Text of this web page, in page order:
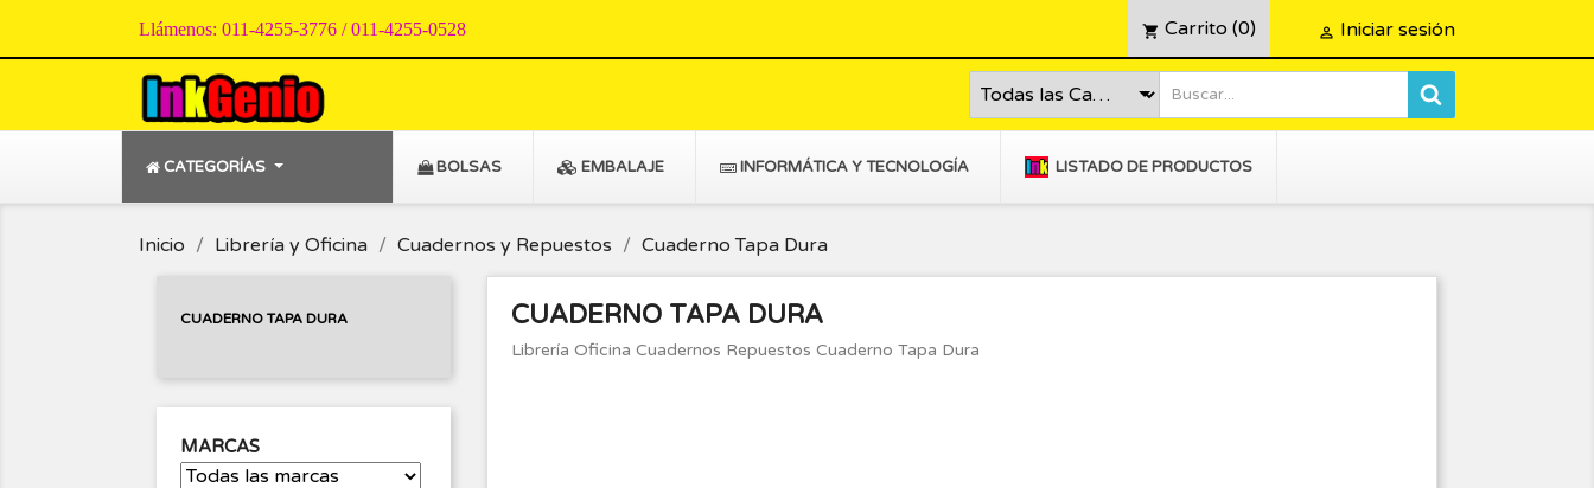
Llámenos: 011-4255-3776 / 011-4255-0528 shopping_cart Carrito (0)  Iniciar sesión
CATEGORÍAS BOLSAS EMBALAJE INFORMÁTICA Y TECNOLOGÍA LISTADO DE PRODUCTOS
Inicio Librería y Oficina Cuadernos y Repuestos Cuaderno Tapa Dura
CUADERNO TAPA DURA
MARCAS
CUADERNO TAPA DURA
Librería Oficina Cuadernos Repuestos Cuaderno Tapa Dura